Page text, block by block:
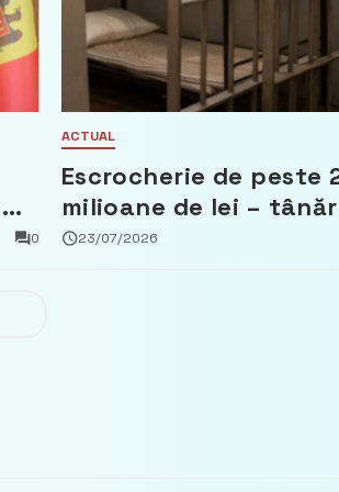
0
ACTUAL
Escrocherie de peste
milioane de lei – tânăr
din capitală riscă până
23/07/2026